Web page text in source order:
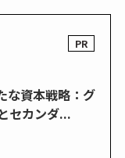
な資本戦略：グ
セカンダ...